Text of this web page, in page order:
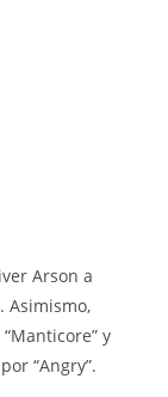
Arson a
Asimismo,
y
“Angry”.